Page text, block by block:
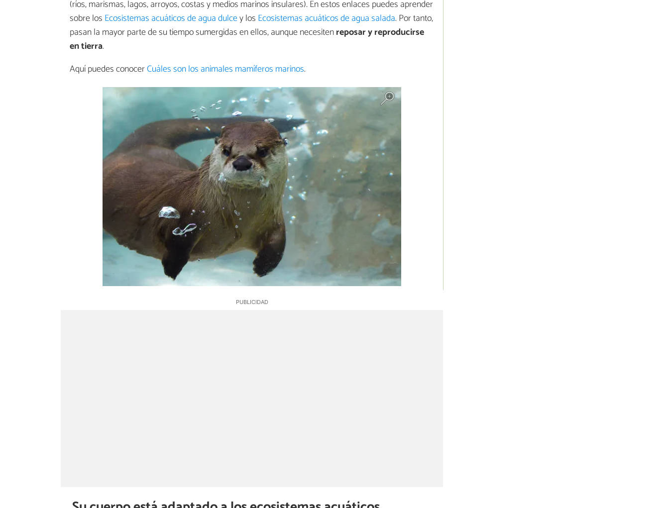
(ríos, marismas, lagos, arroyos, costas y medios marinos insulares). En estos enlaces puedes aprender
sobre los Ecosistemas acuáticos de agua dulcey los Ecosistemas acuáticos de agua salada. Por tanto,
pasan la mayor parte de su tiempo sumergidas en ellos, aunque necesitenreposar y reproducirse
en tierra.
Aquí puedes conocerCuáles son los animales mamíferos marinos.